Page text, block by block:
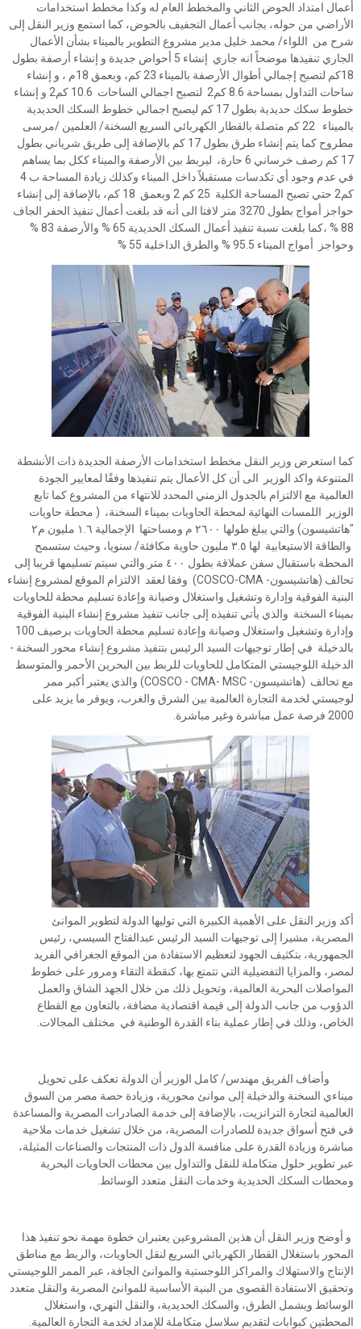
أعمال امتداد الحوض الثاني والمخطط العام له وكذا مخطط استخدامات
الأراضي من حوله، بجانب أعمال التجفيف بالحوض، كما استمع وزير النقل إلى
شرح من اللواء/ محمد خليل مدير مشروع التطوير بالميناء بشأن الأعمال
الجاري تنفيذها موضحاً انه جاري إنشاء 5 أحواض جديدة و إنشاء أرصفة بطول
18كم لتصبح إجمالي أطوال الأرصفة بالميناء 23 كم، وبعمق 18م ، و إنشاء
ساحات التداول بمساحة 8.6 كم2 لتصبح اجمالي الساحات 10.6 كم2 و إنشاء
خطوط سكك حديدية بطول 17 كم ليصبح اجمالي خطوط السكك الحديدية
بالميناء 22 كم متصلة بالقطار الكهربائي السريع السخنة/ العلمين /مرسى
مطروح كما يتم إنشاء طرق بطول 17 كم بالإضافة إلى طريق شرياني بطول
17 كم رصف خرساني 6 حارة، ليربط بين الأرصفة والميناء ككل بما يساهم
في عدم وجود أي تكدسات مستقبلاً داخل الميناء وكذلك زيادة المساحة ب 4
كم2 حتي تصبح المساحة الكلية 25 كم 2 وبعمق 18 كم، بالإضافة إلى إنشاء
حواجز أمواج بطول 3270 متر لافتا الى أنه قد بلغت أعمال تنفيذ الحفر الجاف
88 % ،كما بلغت نسبة تنفيذ أعمال السكك الحديدية 65 % والأرصفة 83 %
وحواجز أمواج الميناء 95.5 % والطرق الداخلية 55 %
كما استعرض وزير النقل مخطط استخدامات الأرصفة الجديدة ذات الأنشطة
المتنوعة واكد الوزير الى أن كل الأعمال يتم تنفيذها وفقًا لمعايير الجودة
العالمية مع الالتزام بالجدول الزمني المحدد للانتهاء من المشروع كما تابع
الوزير اللمسات النهائية لمحطة الحاويات بميناء السخنة، ( محطة حاويات
"هاتشيسون) والتي يبلغ طولها ٢٦٠٠ م ومساحتها الإجمالية ١.٦ مليون م٢
والطاقة الاستيعابية لها ٣.٥ مليون حاوية مكافئة/ سنويا، وحيث ستسمح
المحطة باستقبال سفن عملاقة بطول ٤٠٠ متر.والتي سيتم تسليمها قريبا إلى
تحالف (هاتشيسون- COSCO-CMA) وفقا لعقد الالتزام الموقع لمشروع إنشاء
البنية الفوقية وإدارة وتشغيل واستغلال وصيانة وإعادة تسليم محطة للحاويات
بميناء السخنة والذي يأتي تنفيذه إلى جانب تنفيذ مشروع إنشاء البنية الفوقية
وإدارة وتشغيل واستغلال وصيانة وإعادة تسليم محطة الحاويات برصيف 100
بالدخيلة في إطار توجيهات السيد الرئيس بتنفيذ مشروع إنشاء محور السخنة -
الدخيلة اللوجيستي المتكامل للحاويات للربط بين البحرين الأحمر والمتوسط
مع تحالف (هاتشيسون- COSCO - CMA- MSC) والذي يعتبر أكبر ممر
لوجيستي لخدمة التجارة العالمية بين الشرق والغرب، ويوفر ما يزيد على
2000 فرصة عمل مباشرة وغير مباشرة.
أكد وزير النقل على الأهمية الكبيرة التي توليها الدولة لتطوير الموانئ
المصرية، مشيرا إلى توجيهات السيد الرئيس عبدالفتاح السيسي، رئيس
الجمهورية، بتكثيف الجهود لتعظيم الاستفادة من الموقع الجغرافي الفريد
لمصر، والمزايا التفضيلية التي تتمتع بها، كنقطة التقاء ومرور على خطوط
المواصلات البحرية العالمية، وتحويل ذلك من خلال الجهد الشاق والعمل
الدؤوب من جانب الدولة إلى قيمة اقتصادية مضافة، بالتعاون مع القطاع
الخاص، وذلك في إطار عملية بناء القدرة الوطنية في مختلف المجالات.
وأضاف الفريق مهندس/ كامل الوزير أن الدولة تعكف على تحويل
ميناءي السخنة والدخيلة إلى موانئ محورية، وزيادة حصة مصر من السوق
العالمية لتجارة الترانزيت، بالإضافة إلى خدمة الصادرات المصرية والمساعدة
في فتح أسواق جديدة للصادرات المصرية، من خلال تشغيل خدمات ملاحية
مباشرة وزيادة القدرة على منافسة الدول ذات المنتجات والصناعات المثيلة،
عبر تطوير حلول متكاملة للنقل والتداول بين محطات الحاويات البحرية
ومحطات السكك الحديدية وخدمات النقل متعدد الوسائط.
و أوضح وزير النقل أن هذين المشروعين يعتبران خطوة مهمة نحو تنفيذ هذا
المحور باستغلال القطار الكهربائي السريع لنقل الحاويات، والربط مع مناطق
الإنتاج والاستهلاك والمراكز اللوجستية والموانئ الجافة، عبر الممر اللوجيستي
وتحقيق الاستفادة القصوى من البنية الأساسية للموانئ المصرية والنقل متعدد
الوسائط ويشمل الطرق، والسكك الحديدية، والنقل النهري، واستغلال
المحطتين كبوابات لتقديم سلاسل متكاملة للإمداد لخدمة التجارة العالمية.